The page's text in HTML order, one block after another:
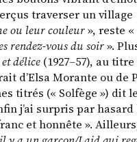
traverser un village
ou leur couleur», reste «
rendez-vous du soir».
délice (1927–57), au titre
d’Elsa Morante ou de
titrés (« Solfège ») dit
j’ai surpris par hasard
et honnête ».